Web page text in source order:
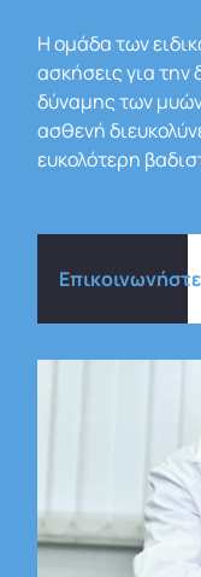
Η ομάδα των
ασκήσεις για
δύναμης των
ασθενή
ευκολότερη